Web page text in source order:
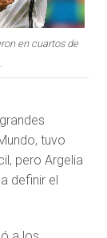
en cuartos de
tuvo
pero Argelia
definir el